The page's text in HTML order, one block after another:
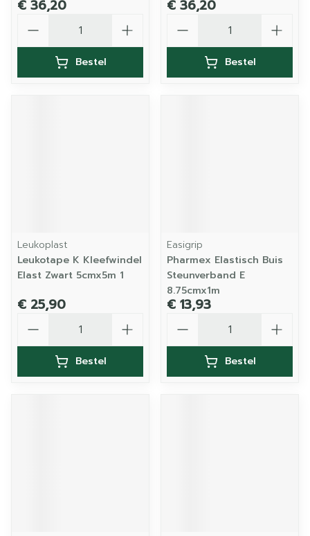
€ 36,20
Bestel
€ 36,20
Bestel
Leukoplast
Leukotape K Kleefwindel
Elast Zwart 5cmx5m 1
€ 25,90
Bestel
Easigrip
Pharmex Elastisch Buis
Steunverband E
8.75cmx1m
€ 13,93
Bestel